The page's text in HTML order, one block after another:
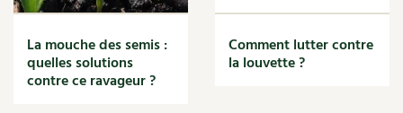
La mouche des semis :
quelles solutions
contre ce ravageur ?
Comment lutter contre
la louvette ?